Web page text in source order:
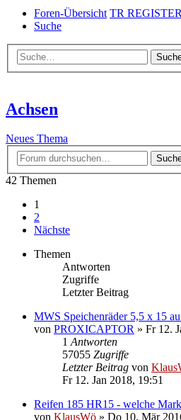
Foren-Übersicht TR
Suche
Achsen
Neues Thema
42 Themen
1
2
Nächste
Themen
Antworten
Zugriffe
Letzter Beitrag
MWS Speichenräder 5,5 x 15
von PROXICAPTOR » Fr 12.
1 Antworten
57055 Zugriffe
Letzter Beitrag von
Fr 12. Jan 2018, 19:51
Reifen 185 HR15 - welche
von KlausWö » Do 10. Mär